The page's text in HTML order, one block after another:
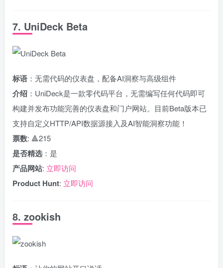
7. UniDeck Beta
标语 ：无需代码的仪表盘，配备AI洞察与高级组件
介绍 ：UniDeck是一款零代码平台，无需编写任何代码即可
构建并发布功能完善的仪表盘和门户网站。目前Beta版本已
支持自定义HTTP/API数据源接入及AI智能洞察功能！
票数: 🔺215
是否精选 ：是
产品网站: 立即访问
Product Hunt: 立即访问
8. zookish